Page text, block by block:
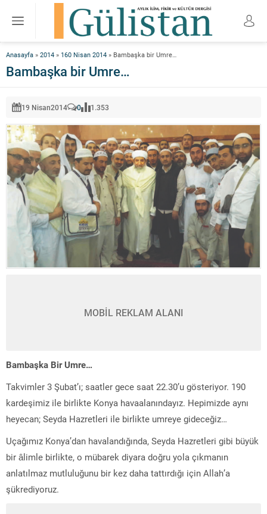
Anasayfa » 2014 » 160 Nisan 2014 » Bambaşka bir Umre…
Bambaşka bir Umre…
19 Nisan2014 0 1.353
MOBİL REKLAM ALANI
Bambaşka Bir Umre…
Takvimler 3 Şubat’ı; saatler gece saat 22.30’u gösteriyor. 190
kardeşimiz ile birlikte Konya havaalanındayız. Hepimizde aynı
heyecan; Seyda Hazretleri ile birlikte umreye gideceğiz…
Uçağımız Konya’dan havalandığında, Seyda Hazretleri gibi büyük
bir âlimle birlikte, o mübarek diyara doğru yola çıkmanın
anlatılmaz mutluluğunu bir kez daha tattırdığı için Allah’a
şükrediyoruz.